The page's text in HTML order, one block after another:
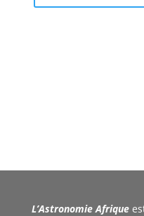
L’Astronomie Afrique